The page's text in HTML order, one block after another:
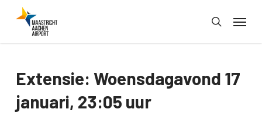
search
Menu
Extensie: Woensdagavond 17
januari, 23:05 uur